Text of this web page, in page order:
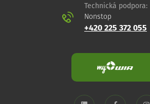
Technická podpora:
Nonstop
+420 225 372 055